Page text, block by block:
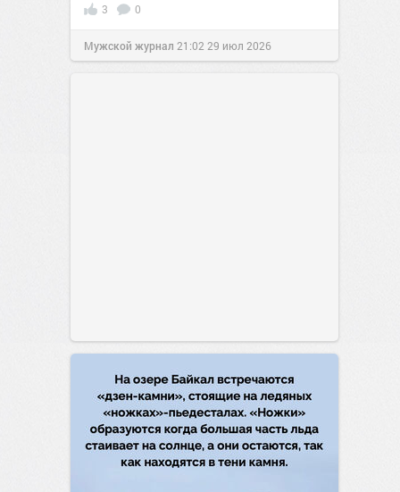
3 0
Мужской журнал 21:02 29 июл 2026